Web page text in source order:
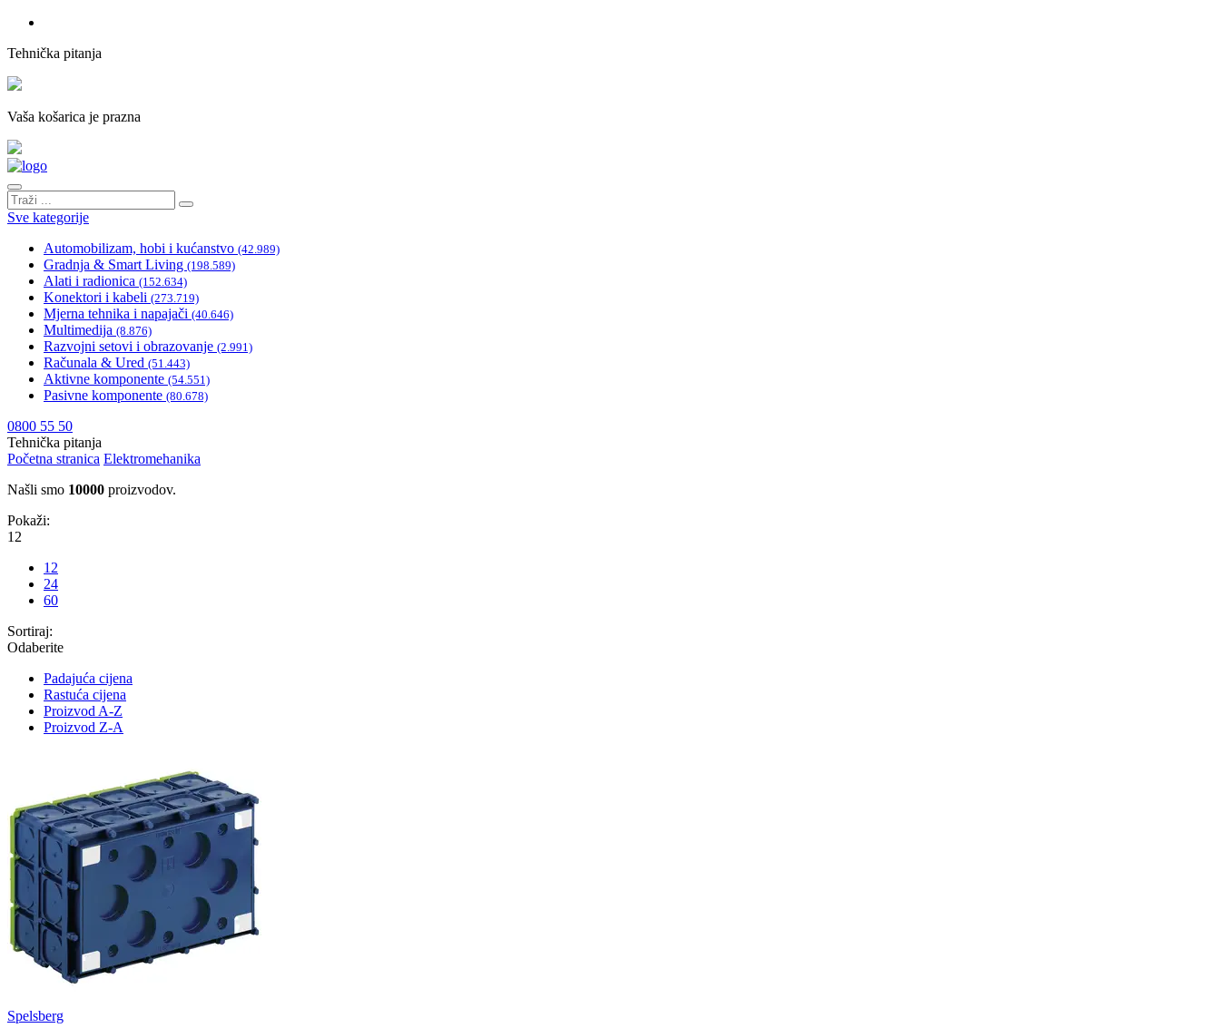
Tehnička pitanja
Vaša košarica je prazna
Sve kategorije
Automobilizam, hobi i kućanstvo (42.989)
Gradnja & Smart Living (198.589)
Alati i radionica (152.634)
Konektori i kabeli (273.719)
Mjerna tehnika i napajači (40.646)
Multimedija (8.876)
Razvojni setovi i obrazovanje (2.991)
Računala & Ured (51.443)
Aktivne komponente (54.551)
Pasivne komponente (80.678)
0800 55 50
Tehnička pitanja
Početna stranica Elektromehanika
Našli smo 10000 proizvodov.
Pokaži:
12
12
24
60
Sortiraj:
Odaberite
Padajuća cijena
Rastuća cijena
Proizvod A-Z
Proizvod Z-A
Spelsberg